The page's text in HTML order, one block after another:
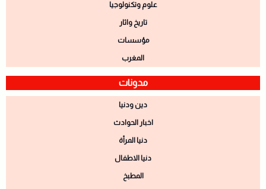
علوم وتكنولوجيا
تاريخ واثار
مؤسسات
المغرب
مدونات
دين ودنيا
اخبار الحوادث
دنيا المرأة
دنيا الاطفال
المطبخ